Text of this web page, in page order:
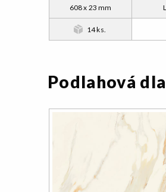
608 x 23 mm
14 ks.
Podlahová